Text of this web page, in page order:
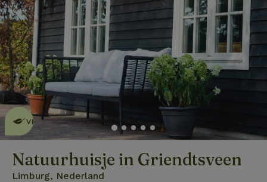
Dit natuurhuisje is eco-
vriendelijklees meer
Natuurhuisje in Griendtsveen
Limburg, Nederland